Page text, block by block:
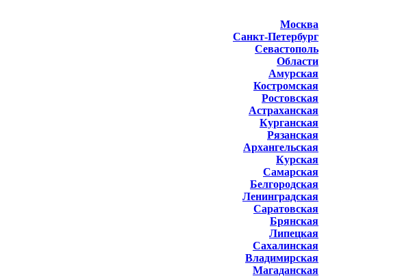
Москва
Санкт-Петербург
Севастополь
Области
Амурская
Костромская
Ростовская
Астраханская
Курганская
Рязанская
Архангельская
Курская
Самарская
Белгородская
Ленинградская
Саратовская
Брянская
Липецкая
Сахалинская
Владимирская
Магаданская